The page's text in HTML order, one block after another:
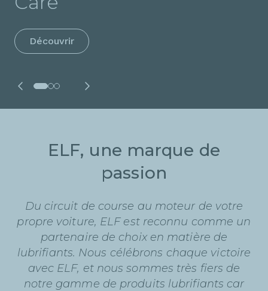
Découvrir
Pour en savoir plus
ELF, une marque de
passion
Du circuit de course au moteur de votre
propre voiture, ELF est reconnu comme un
partenaire de choix en matière de
lubrifiants. Nous célébrons chaque victoire
avec ELF, et nous sommes très fiers de
notre gamme de produits lubrifiants car